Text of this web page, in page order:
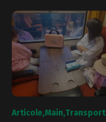
Articole Main Transport